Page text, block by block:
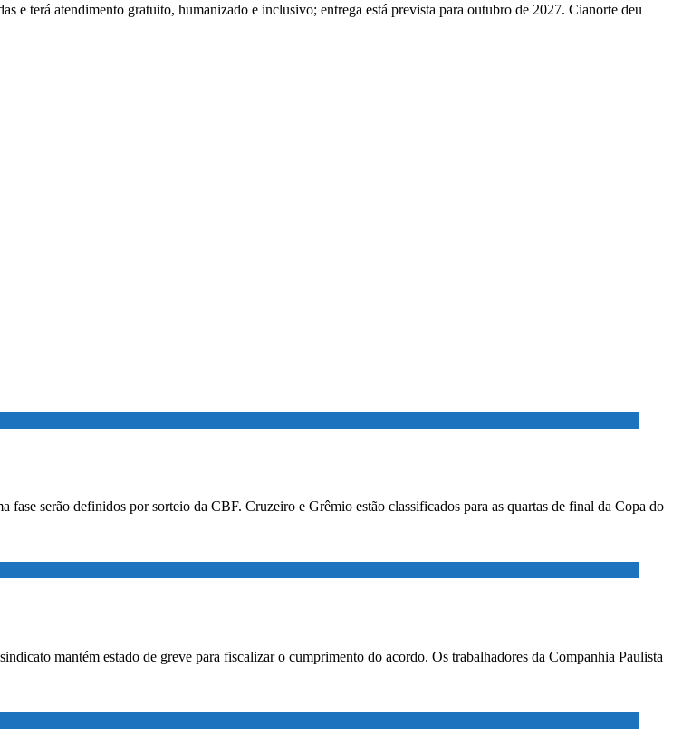
e terá atendimento gratuito, humanizado e inclusivo; entrega está prevista para outubro de 2027. Cianorte deu
serão definidos por sorteio da CBF. Cruzeiro e Grêmio estão classificados para as quartas de final da Copa do
mantém estado de greve para fiscalizar o cumprimento do acordo. Os trabalhadores da Companhia Paulista